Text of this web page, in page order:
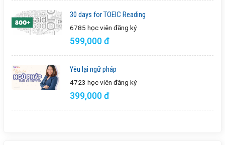
30 days for TOEIC Reading
6785 học viên đăng ký
599,000 đ
Yêu lại ngữ pháp
4723 học viên đăng ký
399,000 đ